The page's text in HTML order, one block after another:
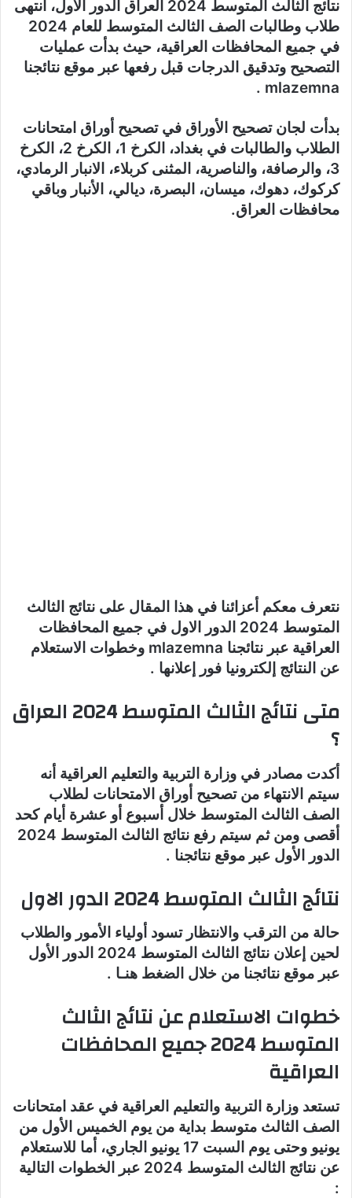
نتائج الثالث المتوسط 2024 العراق الدور الأول، انتهى
طلاب وطالبات الصف الثالث المتوسط للعام 2024
في جميع المحافظات العراقية، حيث بدأت عمليات
التصحيح وتدقيق الدرجات قبل رفعها عبر موقع نتائجنا
mlazemna .
بدأت لجان تصحيح الأوراق في تصحيح أوراق امتحانات
الطلاب والطالبات في بغداد، الكرخ 1، الكرخ 2، الكرخ
3، والرصافة، والناصرية، المثنى كربلاء، الانبار الرمادي،
كركوك، دهوك، ميسان، البصرة، ديالي، الأنبار وباقي
محافظات العراق.
نتعرف معكم أعزائنا في هذا المقال على نتائج الثالث
المتوسط 2024 الدور الاول في جميع المحافظات
العراقية عبر نتائجنا mlazemna وخطوات الاستعلام
عن النتائج إلكترونيا فور إعلانها .
متى نتائج الثالث المتوسط 2024 العراق
؟
أكدت مصادر في وزارة التربية والتعليم العراقية أنه
سيتم الانتهاء من تصحيح أوراق الامتحانات لطلاب
الصف الثالث المتوسط خلال أسبوع أو عشرة أيام كحد
أقصى ومن ثم سيتم رفع نتائج الثالث المتوسط 2024
الدور الأول عبر موقع نتائجنا .
نتائج الثالث المتوسط 2024 الدور الاول
حالة من الترقب والانتظار تسود أولياء الأمور والطلاب
لحين إعلان نتائج الثالث المتوسط 2024 الدور الأول
عبر موقع نتائجنا من خلال الضغط هنـا .
خطوات الاستعلام عن نتائج الثالث
المتوسط 2024 جميع المحافظات
العراقية
تستعد وزارة التربية والتعليم العراقية في عقد امتحانات
الصف الثالث متوسط بداية من يوم الخميس الأول من
يونيو وحتى يوم السبت 17 يونيو الجاري، أما للاستعلام
عن نتائج الثالث المتوسط 2024 عبر الخطوات التالية
: